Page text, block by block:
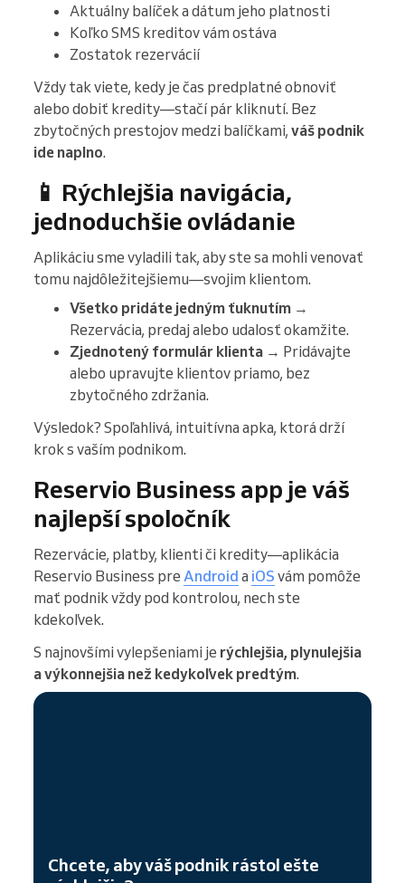
Aktuálny balíček a dátum jeho platnosti
Koľko SMS kreditov vám ostáva
Zostatok rezervácií
Vždy tak viete, kedy je čas predplatné obnoviť
alebo dobiť kredity—stačí pár kliknutí. Bez
zbytočných prestojov medzi balíčkami, váš podnik
ide naplno.
📱 Rýchlejšia navigácia,
jednoduchšie ovládanie
Aplikáciu sme vyladili tak, aby ste sa mohli venovať
tomu najdôležitejšiemu—svojim klientom.
Všetko pridáte jedným ťuknutím →
Rezervácia, predaj alebo udalosť okamžite.
Zjednotený formulár klienta → Pridávajte
alebo upravujte klientov priamo, bez
zbytočného zdržania.
Výsledok? Spoľahlivá, intuitívna apka, ktorá drží
krok s vaším podnikom.
Reservio Business app je váš
najlepší spoločník
Rezervácie, platby, klienti či kredity—aplikácia
Reservio Business pre Android a iOS vám pomôže
mať podnik vždy pod kontrolou, nech ste
kdekoľvek.
S najnovšími vylepšeniami je rýchlejšia, plynulejšia
a výkonnejšia než kedykoľvek predtým.
Chcete, aby váš podnik rástol ešte